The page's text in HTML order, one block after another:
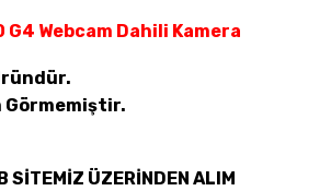
G4 Webcam Dahili Kamera
Görmemiştir.
SİTEMİZ ÜZERİNDEN ALIM